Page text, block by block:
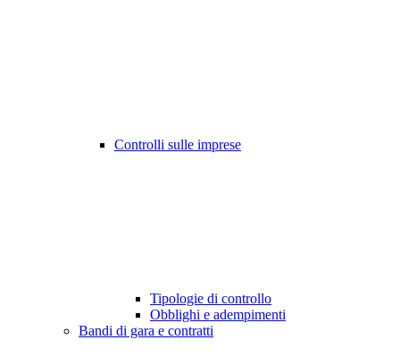
Controlli sulle imprese
Tipologie di controllo
Obblighi e adempimenti
Bandi di gara e contratti